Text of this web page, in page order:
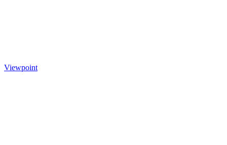
Viewpoint